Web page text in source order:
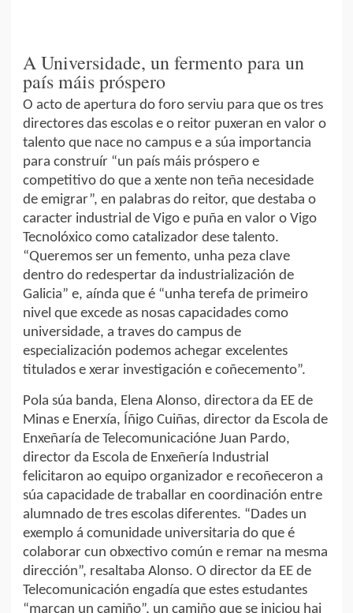
A Universidade, un fermento para un
país máis próspero
O acto de apertura do foro serviu para que os tres
directores das escolas e o reitor puxeran en valor o
talento que nace no campus e a súa importancia
para construír “un país máis próspero e
competitivo do que a xente non teña necesidade
de emigrar”, en palabras do reitor, que destaba o
caracter industrial de Vigo e puña en valor o Vigo
Tecnolóxico como catalizador dese talento.
“Queremos ser un femento, unha peza clave
dentro do redespertar da industrialización de
Galicia” e, aínda que é “unha terefa de primeiro
nivel que excede as nosas capacidades como
universidade, a traves do campus de
especialización podemos achegar excelentes
titulados e xerar investigación e coñecemento”.
Pola súa banda, Elena Alonso, directora da EE de
Minas e Enerxía, Íñigo Cuiñas, director da Escola de
Enxeñaría de Telecomunicacióne Juan Pardo,
director da Escola de Enxeñería Industrial
felicitaron ao equipo organizador e recoñeceron a
súa capacidade de traballar en coordinación entre
alumnado de tres escolas diferentes. “Dades un
exemplo á comunidade universitaria do que é
colaborar cun obxectivo común e remar na mesma
dirección”, resaltaba Alonso. O director da EE de
Telecomunicación engadía que estes estudantes
“marcan un camiño”, un camiño que se iniciou hai